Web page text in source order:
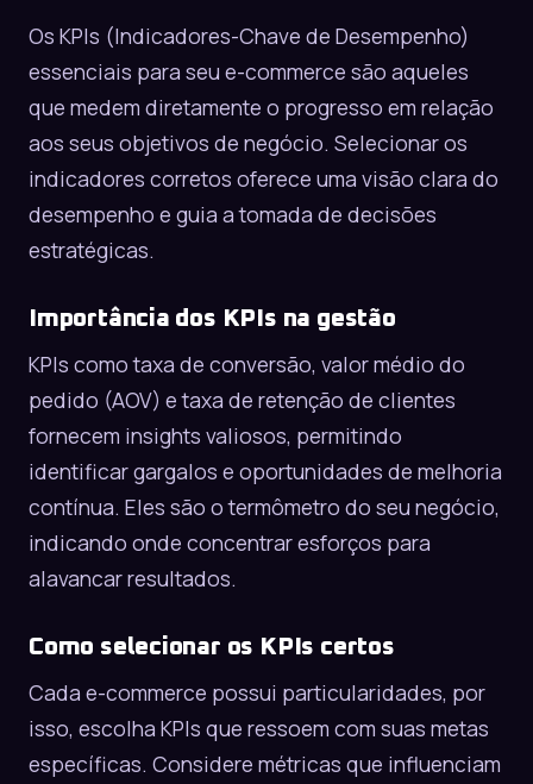
Os KPIs (Indicadores-Chave de Desempenho)
essenciais para seu e-commerce são aqueles
que medem diretamente o progresso em relação
aos seus objetivos de negócio. Selecionar os
indicadores corretos oferece uma visão clara do
desempenho e guia a tomada de decisões
estratégicas.
Importância dos KPIs na gestão
KPIs comotaxa de conversão, valor médio do
pedido (AOV) e taxa de retenção de clientes
fornecem insights valiosos, permitindo
identificar gargalos e oportunidades de melhoria
contínua. Eles são o termômetro do seu negócio,
indicando onde concentrar esforços para
alavancar resultados.
Como selecionar os KPIs certos
Cada e-commerce possui particularidades, por
isso, escolha KPIs que ressoem com suas metas
específicas. Considere métricas que influenciam